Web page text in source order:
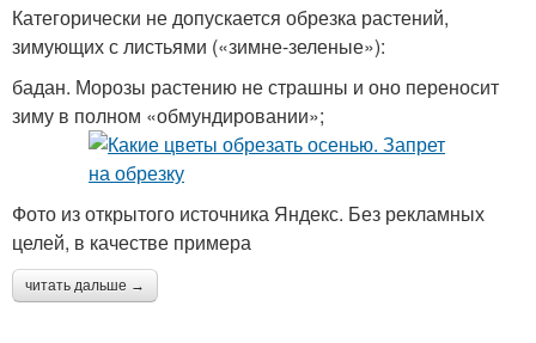
Категорически не допускается обрезка растений,
зимующих с листьями («зимне-зеленые»):
бадан. Морозы растению не страшны и оно переносит
зиму в полном «обмундировании»;
Фото из открытого источника Яндекс. Без рекламных
целей, в качестве примера
читать дальше →